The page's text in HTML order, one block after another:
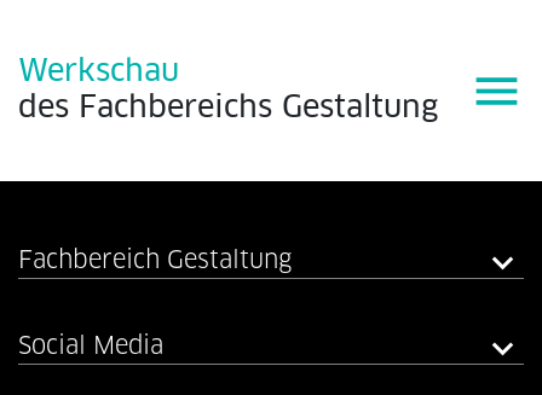
Werkschau
des Fachbereichs Gestaltung menu
Fachbereich Gestaltung
Social Media